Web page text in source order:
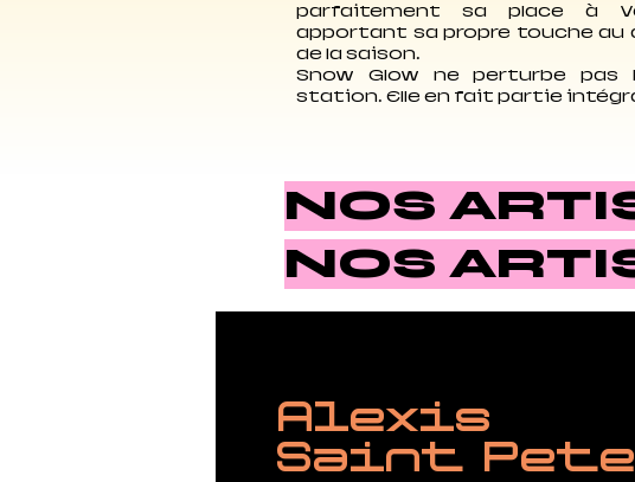
parfaitement sa place à
apportant sa propre touche au
de la saison.
Snow Glow ne perturbe pas
station. Elle en fait partie
NOS
NOS
Alexis
Saint Pete